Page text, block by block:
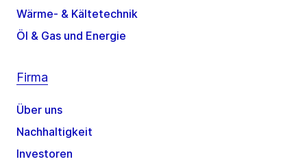
Wärme- & Kältetechnik
Öl & Gas und Energie
Firma
Über uns
Nachhaltigkeit
Investoren